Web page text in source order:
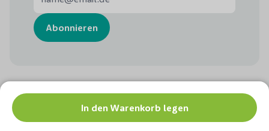
In den Warenkorb legen
Abonnieren
Folge uns: